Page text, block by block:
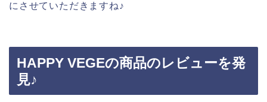
にさせていただきますね♪
HAPPY VEGEの商品のレビューを発
見♪